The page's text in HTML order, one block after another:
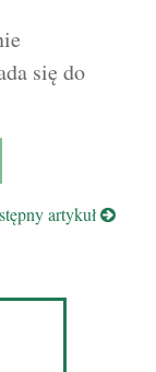
się do
artykuł